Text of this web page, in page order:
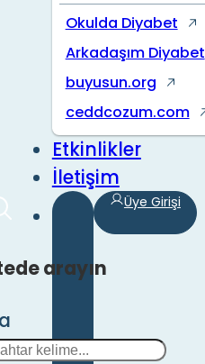
Okulda Diyabet
Arkadaşım Diyabet
buyusun.org
ceddcozum.com
Etkinlikler
İletişim
arayın
Üye Girişi